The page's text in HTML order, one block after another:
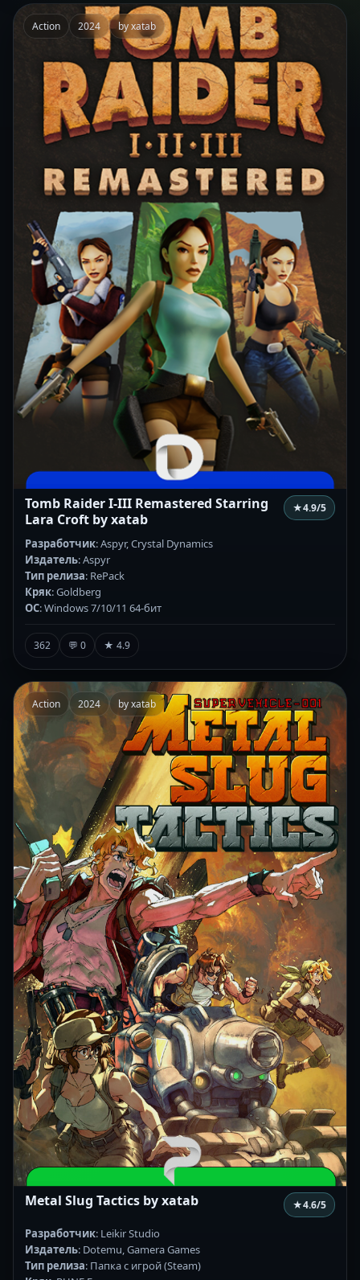
Action 2024 by xatab
Tomb Raider I-III Remastered Starring
Lara Croft by xatab
★4.9/5
Разработчик: Aspyr, Crystal Dynamics
Издатель: Aspyr
Тип релиза: RePack
Кряк: Goldberg
ОС: Windows 7/10/11 64-бит
362 💬 0 ★ 4.9
Action 2024 by xatab
Metal Slug Tactics by xatab ★4.6/5
Разработчик: Leikir Studio
Издатель: Dotemu, Gamera Games
Тип релиза: Папка с игрой (Steam)